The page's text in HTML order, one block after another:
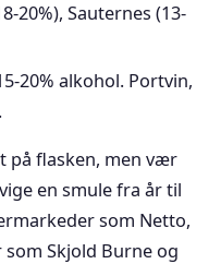
20%), Sauternes (13-
20% alkohol. Portvin,
på flasken, men vær
en smule fra år til
som Netto,
Skjold Burne og